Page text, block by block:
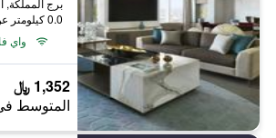
برج المملكة,
0.0 كيلومتر عن وسط المدينة
واي
1,352 ﷼
المتوسط في